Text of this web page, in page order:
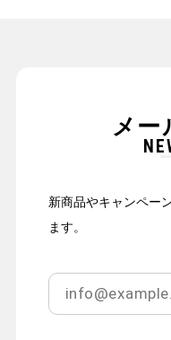
メー
新商品やキャンペー
ます。